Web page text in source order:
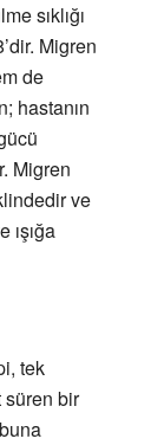
sıklığı
Migren
de
hastanın
Migren
ve
ışığa
tek
süren bir